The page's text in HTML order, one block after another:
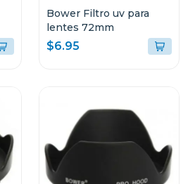
Bower Filtro uv para
lentes 72mm
$6.95